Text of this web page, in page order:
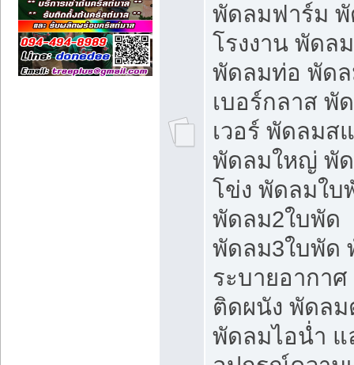
พัดลมฟาร์ม
โรงงาน พัดล
พัดลมท่อ พัด
เบอร์กลาส พั
เวอร์ พัดลมส
พัดลมใหญ่ พั
โข่ง พัดลมใบ
พัดลม2ใบพัด
พัดลม3ใบพัด
ระบายอากา
ติดผนัง พัดล
พัดลมไอน่ำ แ